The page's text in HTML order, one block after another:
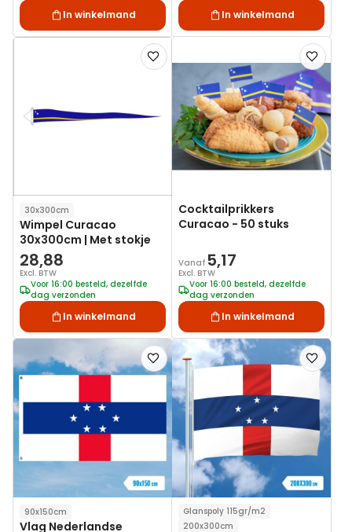
In winkelmand In winkelmand
Voeg
toe
verlanglijst
30x300cm
Wimpel Curacao
30x300cm | Met stokje
28,88
Excl. BTW
Voor 16:00 besteld, dezelfde
dag verzonden
In winkelmand
Voeg
toe
aan
Cocktailprikkers
Curacao - 50 stuks
Vanaf 5,17
Excl. BTW
Voor 16:00 besteld, dezelfde
dag verzonden
In winkelmand
Voeg
toe
verlanglijst
90x150cm
Vlag Nederlandse
Voeg
toe
Glanspoly 115gr/m2
200x300cm